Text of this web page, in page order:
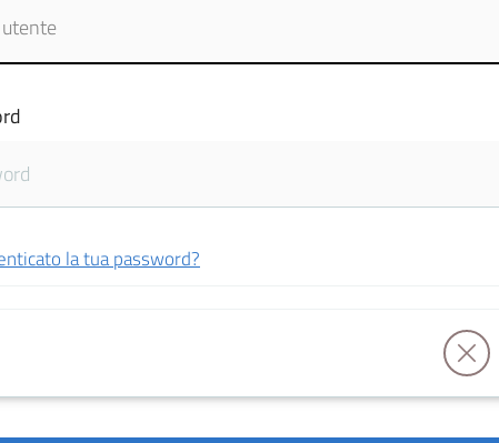
la tua password?